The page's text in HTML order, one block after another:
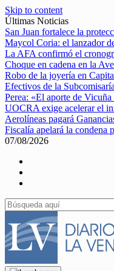
Skip to content
Últimas Noticias
San Juan fortalece la
Maycol Coria: el lanzador
La AFA confirmó el
Choque en cadena en la
Robo de la joyería en
Efectivos de la
Perea: «El aporte de
UOCRA exige acelerar el
Aerolíneas pagará
Fiscalía apelará la condena
07/08/2026